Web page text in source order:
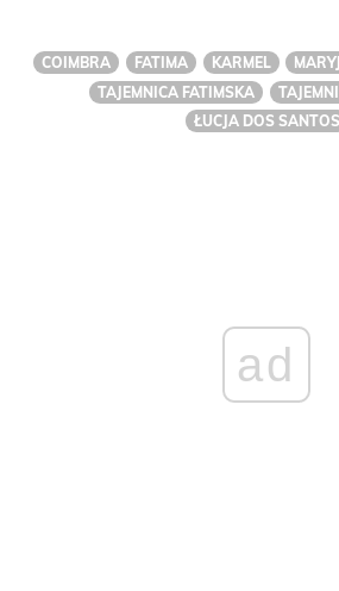
COIMBRA FATIMA KARMEL
TAJEMNICA FATIMSKA
ŁUCJA DOS SANTOS
ad